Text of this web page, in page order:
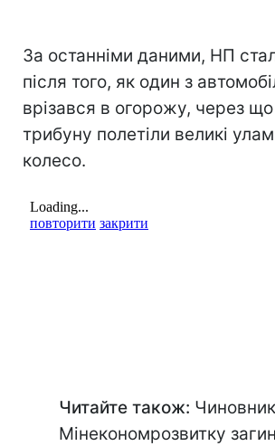
За останніми даними, НП
після того, як один з
врізався в огорожу, через
трибуну полетіли великі
колесо.
Читайте також: Чиновник
Мінекономрозвитку